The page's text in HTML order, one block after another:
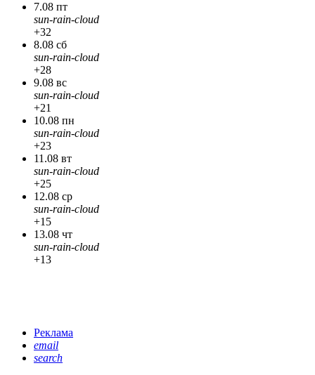
7.08 пт
sun-rain-cloud
+32
8.08 сб
sun-rain-cloud
+28
9.08 вс
sun-rain-cloud
+21
10.08 пн
sun-rain-cloud
+23
11.08 вт
sun-rain-cloud
+25
12.08 ср
sun-rain-cloud
+15
13.08 чт
sun-rain-cloud
+13
Реклама
email
search